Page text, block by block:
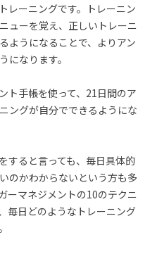
レーニングです。トレーニン
ューを覚え、正しいトレーニ
ようになることで、よりアン
になります。
ト手帳を使って、21日間のア
ングが自分でできるようにな
すると言っても、毎日具体的
のかわからないという方も多
ーマネジメントの10のテクニ
毎日どのようなトレーニング